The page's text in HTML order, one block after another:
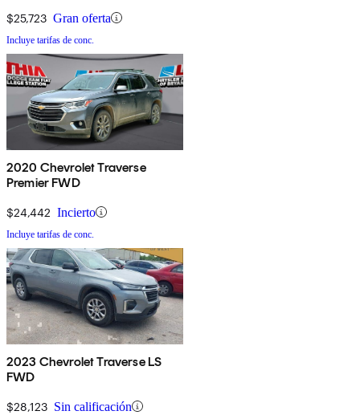
$25,723 Gran oferta
Incluye tarifas de conc.
2020 Chevrolet Traverse
Premier FWD
$24,442 Incierto
Incluye tarifas de conc.
2023 Chevrolet Traverse LS
FWD
$28,123 Sin calificación